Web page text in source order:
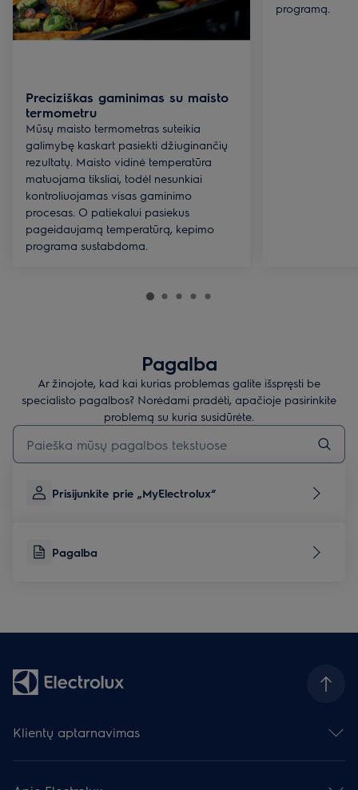
Preciziškas gaminimas su maisto
termometru
Mūsų maisto termometras suteikia
galimybę kaskart pasiekti džiuginančių
rezultatų. Maisto vidinė temperatūra
matuojama tiksliai, todėl nesunkiai
kontroliuojamas visas gaminimo
procesas. O patiekalui pasiekus
pageidaujamą temperatūrą, kepimo
programa sustabdoma.
programą.
Pagalba
Ar žinojote, kad kai kurias problemas galite išspręsti be
specialisto pagalbos? Norėdami pradėti, apačioje pasirinkite
problemą su kuria susidūrėte.
Įveskite tekstą, jei norite ieškoti pagalbinių straipsnių
Prisijunkite prie „MyElectrolux“
Pagalba
Klientų aptarnavimas
Palikite atsiliepimą